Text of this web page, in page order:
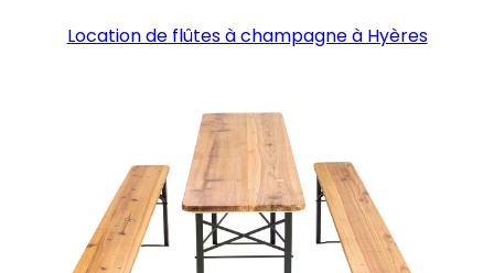
Location de flûtes à champagne à Hyères